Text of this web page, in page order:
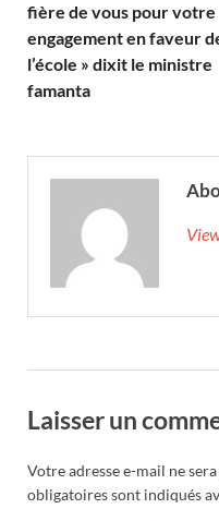
fière de vous pour votre
engagement en faveur
l’école » dixit le ministre
famanta
Laisser un
Votre adresse e-mail ne
obligatoires sont indiqués